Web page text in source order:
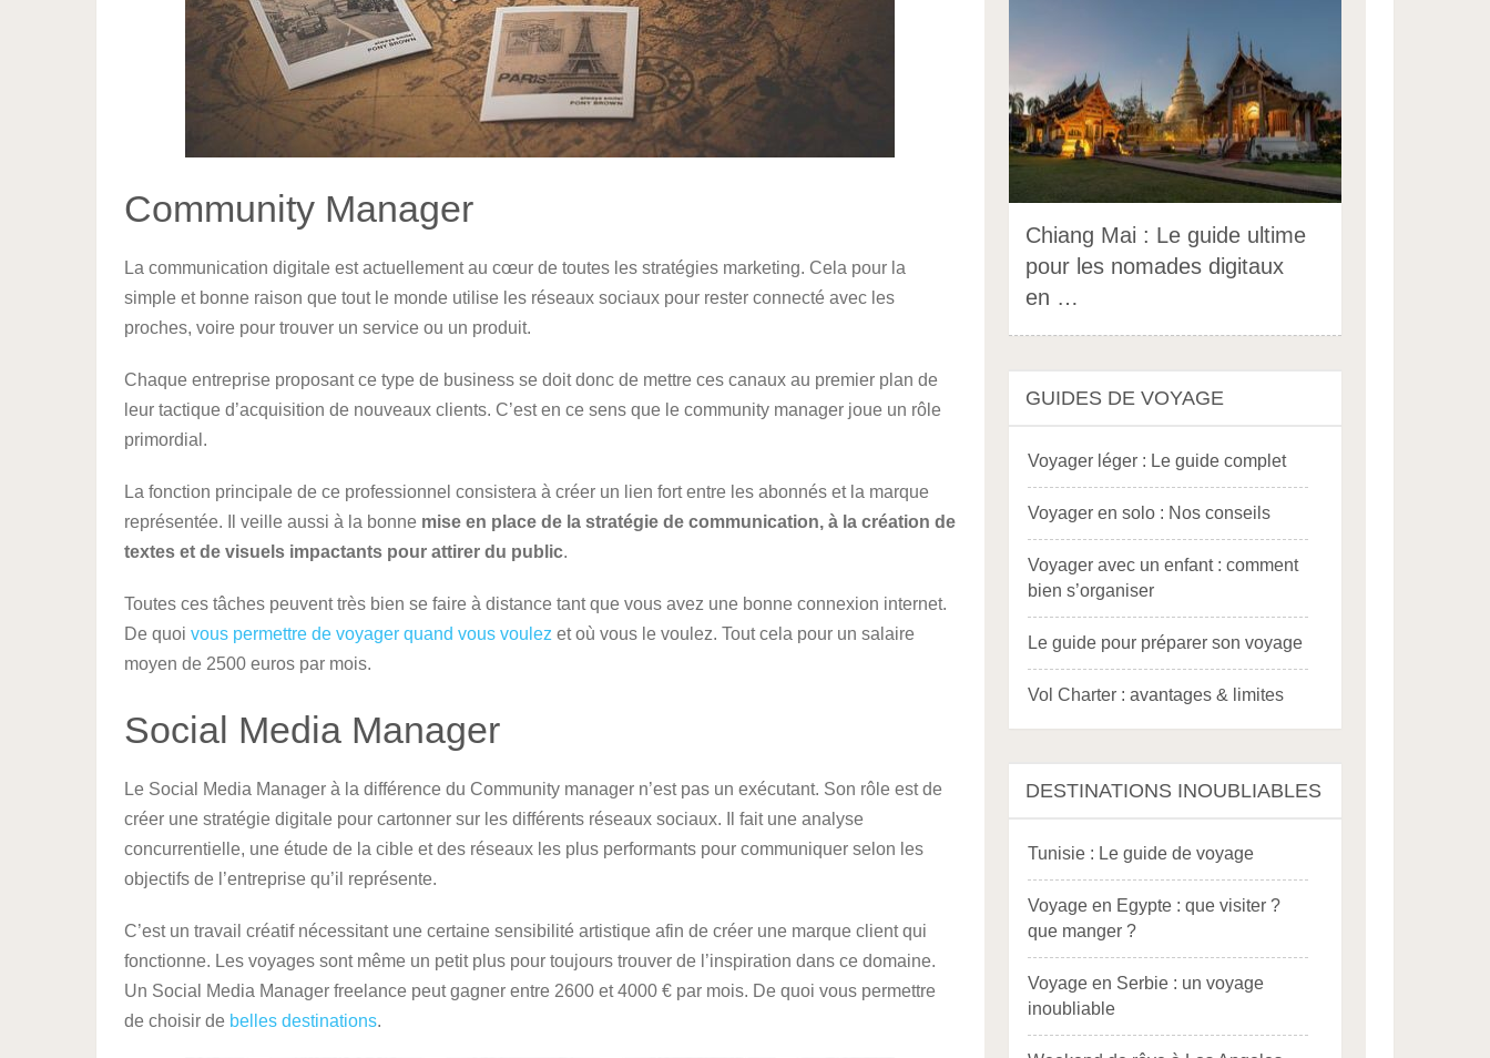
Community Manager
La communication digitale est actuellement au cœur de toutes les stratégies marketing. Cela pour la
simple et bonne raison que tout le monde utilise les réseaux sociaux pour rester connecté avec les
proches, voire pour trouver un service ou un produit.
Chaque entreprise proposant ce type de business se doit donc de mettre ces canaux au premier plan de
leur tactique d’acquisition de nouveaux clients. C’est en ce sens que le community manager joue un rôle
primordial.
La fonction principale de ce professionnel consistera à créer un lien fort entre les abonnés et la marque
représentée. Il veille aussi à la bonne mise en place de la stratégie de communication, à la création de
textes et de visuels impactants pour attirer du public.
Toutes ces tâches peuvent très bien se faire à distance tant que vous avez une bonne connexion internet.
De quoi vous permettre de voyager quand vous voulez et où vous le voulez. Tout cela pour un salaire
moyen de 2500 euros par mois.
Social Media Manager
Le Social Media Manager à la différence du Community manager n’est pas un exécutant. Son rôle est de
créer une stratégie digitale pour cartonner sur les différents réseaux sociaux. Il fait une analyse
concurrentielle, une étude de la cible et des réseaux les plus performants pour communiquer selon les
objectifs de l’entreprise qu’il représente.
C’est un travail créatif nécessitant une certaine sensibilité artistique afin de créer une marque client qui
fonctionne. Les voyages sont même un petit plus pour toujours trouver de l’inspiration dans ce domaine.
Un Social Media Manager freelance peut gagner entre 2600 et 4000 € par mois. De quoi vous permettre
de choisir de belles destinations.
Chiang Mai : Le guide ultime
pour les nomades digitaux
en …
GUIDES DE VOYAGE
Voyager léger : Le guide complet
Voyager en solo : Nos conseils
Voyager avec un enfant : comment
bien s’organiser
Le guide pour préparer son voyage
Vol Charter : avantages & limites
DESTINATIONS INOUBLIABLES
Tunisie : Le guide de voyage
Voyage en Egypte : que visiter ?
que manger ?
Voyage en Serbie : un voyage
inoubliable